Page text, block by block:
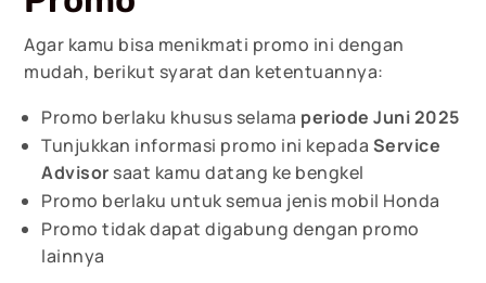
Agar kamu bisa menikmati promo ini dengan
mudah, berikut syarat dan ketentuannya:
Promo berlaku khusus selama periode Juni 2025
Tunjukkan informasi promo ini kepada Service
Advisor saat kamu datang ke bengkel
Promo berlaku untuk semua jenis mobil Honda
Promo tidak dapat digabung dengan promo
lainnya